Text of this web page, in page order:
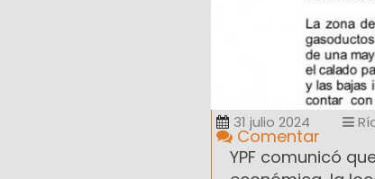
31 julio 2024
Comentar
YPF comunicó